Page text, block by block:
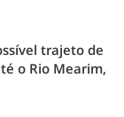
trajeto de
o Rio Mearim,